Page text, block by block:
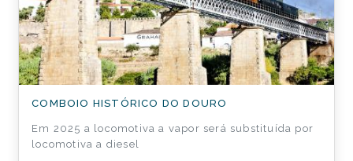
COMBOIO HISTÓRICO DO DOURO
Em 2025 a locomotiva a vapor será substituída por
locomotiva a diesel